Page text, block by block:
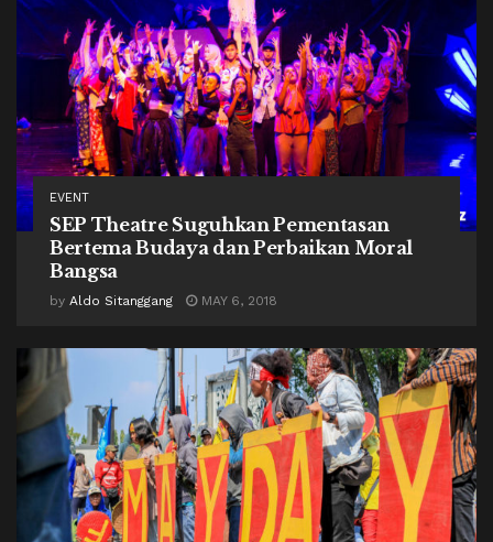
EVENT
SEP Theatre Suguhkan Pementasan
Bertema Budaya dan Perbaikan Moral
Bangsa
by Aldo Sitanggang MAY 6, 2018